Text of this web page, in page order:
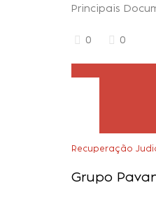
Principais
0 0
Recuperação
Grupo